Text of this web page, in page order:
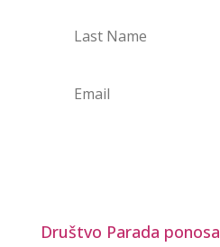
Društvo Parada ponosa